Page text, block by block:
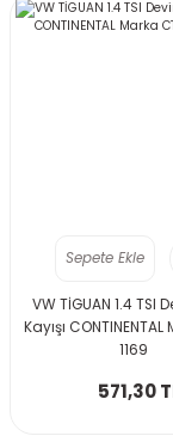
Sepete Ekle
VW TİGUAN 1.4 TSI
Kayışı
1169
571,30